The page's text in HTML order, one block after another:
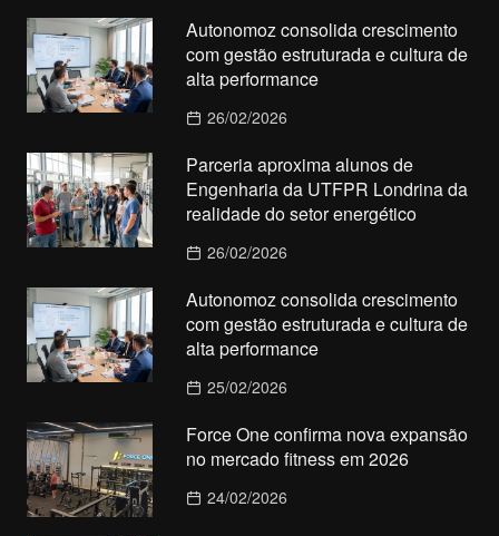
Autonomoz consolida crescimento
com gestão estruturada e cultura de
alta performance
26/02/2026
Parceria aproxima alunos de
Engenharia da UTFPR Londrina da
realidade do setor energético
26/02/2026
Autonomoz consolida crescimento
com gestão estruturada e cultura de
alta performance
25/02/2026
Force One confirma nova expansão
no mercado fitness em 2026
24/02/2026